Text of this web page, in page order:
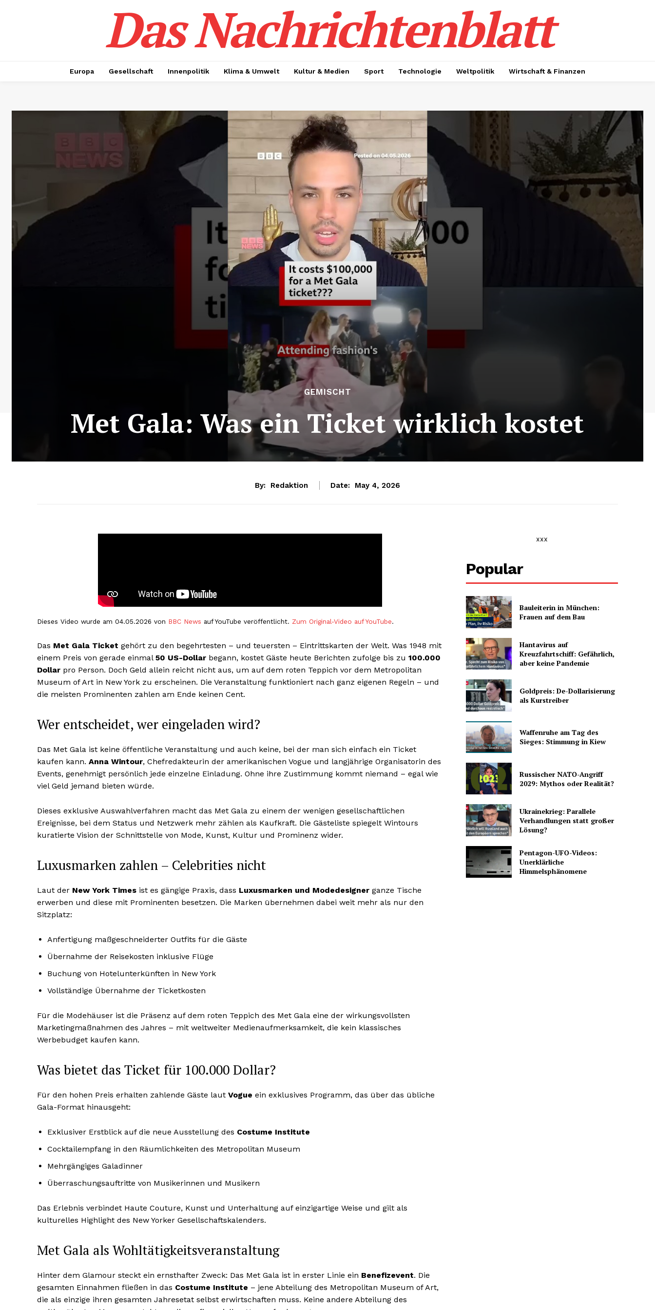
Das Nachrichtenblatt
Europa Gesellschaft Innenpolitik Klima & Umwelt Kultur & Medien Sport Technologie Weltpolitik Wirtschaft & Finanzen
GEMISCHT
Met Gala: Was ein Ticket wirklich kostet
By: Redaktion Date: May 4, 2026
Dieses Video wurde am 04.05.2026 von BBC News auf YouTube veröffentlicht. Zum Original-Video auf YouTube.
Das Met Gala Ticket gehört zu den begehrtesten – und teuersten – Eintrittskarten der Welt. Was 1948 mit
einem Preis von gerade einmal 50 US-Dollar begann, kostet Gäste heute Berichten zufolge bis zu 100.000
Dollar pro Person. Doch Geld allein reicht nicht aus, um auf dem roten Teppich vor dem Metropolitan
Museum of Art in New York zu erscheinen. Die Veranstaltung funktioniert nach ganz eigenen Regeln – und
die meisten Prominenten zahlen am Ende keinen Cent.
Wer entscheidet, wer eingeladen wird?
Das Met Gala ist keine öffentliche Veranstaltung und auch keine, bei der man sich einfach ein Ticket
kaufen kann. Anna Wintour, Chefredakteurin der amerikanischen Vogue und langjährige Organisatorin des
Events, genehmigt persönlich jede einzelne Einladung. Ohne ihre Zustimmung kommt niemand – egal wie
viel Geld jemand bieten würde.
Dieses exklusive Auswahlverfahren macht das Met Gala zu einem der wenigen gesellschaftlichen
Ereignisse, bei dem Status und Netzwerk mehr zählen als Kaufkraft. Die Gästeliste spiegelt Wintours
kuratierte Vision der Schnittstelle von Mode, Kunst, Kultur und Prominenz wider.
Luxusmarken zahlen – Celebrities nicht
Laut der New York Times ist es gängige Praxis, dass Luxusmarken und Modedesigner ganze Tische
erwerben und diese mit Prominenten besetzen. Die Marken übernehmen dabei weit mehr als nur den
Sitzplatz:
Anfertigung maßgeschneiderter Outfits für die Gäste
Übernahme der Reisekosten inklusive Flüge
Buchung von Hotelunterkünften in New York
Vollständige Übernahme der Ticketkosten
Für die Modehäuser ist die Präsenz auf dem roten Teppich des Met Gala eine der wirkungsvollsten
Marketingmaßnahmen des Jahres – mit weltweiter Medienaufmerksamkeit, die kein klassisches
Werbebudget kaufen kann.
Was bietet das Ticket für 100.000 Dollar?
Für den hohen Preis erhalten zahlende Gäste laut Vogue ein exklusives Programm, das über das übliche
Gala-Format hinausgeht:
Exklusiver Erstblick auf die neue Ausstellung des Costume Institute
Cocktailempfang in den Räumlichkeiten des Metropolitan Museum
Mehrgängiges Galadinner
Überraschungsauftritte von Musikerinnen und Musikern
Das Erlebnis verbindet Haute Couture, Kunst und Unterhaltung auf einzigartige Weise und gilt als
kulturelles Highlight des New Yorker Gesellschaftskalenders.
Met Gala als Wohltätigkeitsveranstaltung
Hinter dem Glamour steckt ein ernsthafter Zweck: Das Met Gala ist in erster Linie ein Benefizevent. Die
gesamten Einnahmen fließen in das Costume Institute – jene Abteilung des Metropolitan Museum of Art,
die als einzige ihren gesamten Jahresetat selbst erwirtschaften muss. Keine andere Abteilung des
xxx
Popular
Bauleiterin in München:
Frauen auf dem Bau
Hantavirus auf
Kreuzfahrtschiff: Gefährlich,
aber keine Pandemie
Goldpreis: De-Dollarisierung
als Kurstreiber
Waffenruhe am Tag des
Sieges: Stimmung in Kiew
Russischer NATO-Angriff
2029: Mythos oder Realität?
Ukrainekrieg: Parallele
Verhandlungen statt großer
Lösung?
Pentagon-UFO-Videos:
Unerklärliche
Himmelsphänomene